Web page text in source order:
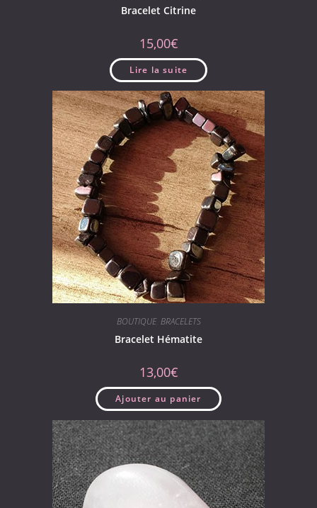
Bracelet Citrine
15,00€
Lire la suite
BOUTIQUE, BRACELETS
Bracelet Hématite
13,00€
Ajouter au panier